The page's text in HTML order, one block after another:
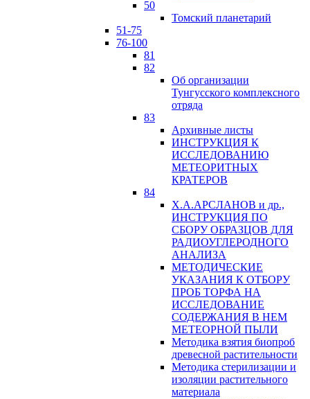
50
Томский планетарий
51-75
76-100
81
82
Об организации
Тунгусского комплексного
отряда
83
Архивные листы
ИНСТРУКЦИЯ К
ИССЛЕДОВАНИЮ
МЕТЕОРИТНЫХ
КРАТЕРОВ
84
Х.А.АРСЛАНОВ и др.,
ИНСТРУКЦИЯ ПО
СБОРУ ОБРАЗЦОВ ДЛЯ
РАДИОУГЛЕРОДНОГО
АНАЛИЗА
МЕТОДИЧЕСКИЕ
УКАЗАНИЯ К ОТБОРУ
ПРОБ ТОРФА НА
ИССЛЕДОВАНИЕ
СОДЕРЖАНИЯ В НЕМ
МЕТЕОРНОЙ ПЫЛИ
Методика взятия биопроб
древесной растительности
Методика стерилизации и
изоляции растительного
материала